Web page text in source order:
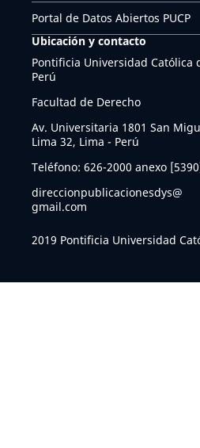
Portal de Datos Abiertos PUCP
Ubicación y contacto
Pontificia Universidad Católica
Perú
Facultad de Derecho
Av. Universitaria 1801 San
Lima 32, Lima - Perú
Teléfono: 626-2000 anexo
direccionpublicacionesdys@
gmail.com
2019 Pontificia Universidad